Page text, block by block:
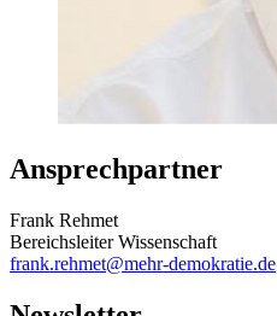
Ansprechpartner
Frank Rehmet
Bereichsleiter Wissenschaft
frank.rehmet@mehr-demokratie.de